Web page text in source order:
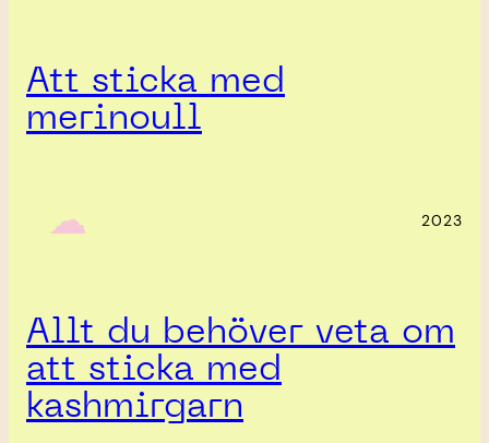
Att sticka med
merinoull
‎ ‎‎ ☁︎‎‎ 2023
Allt du behöver veta om
att sticka med
kashmirgarn